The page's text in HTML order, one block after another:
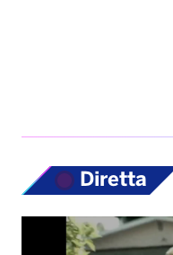
Diretta